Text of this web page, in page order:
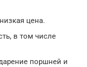
цена.
в том числе
поршней и